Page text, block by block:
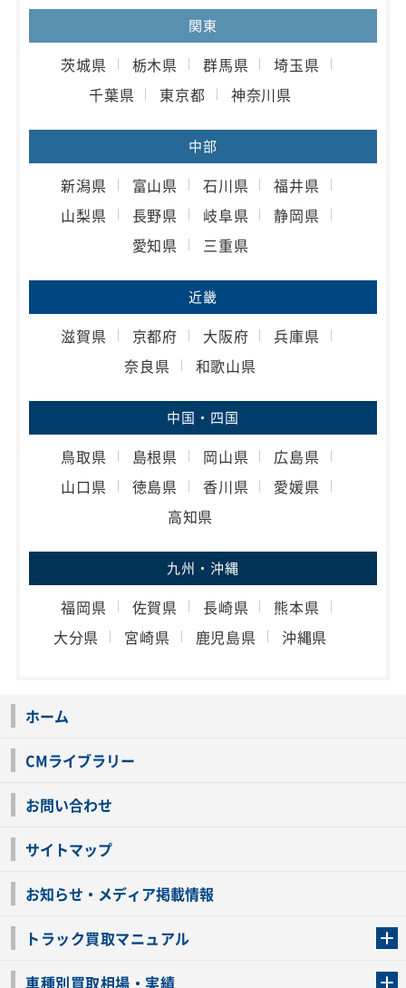
関東
茨城県 栃木県 群馬県
埼玉県
千葉県
東京都 神奈川県
中部
新潟県 富山県 石川県
福井県
山梨県
長野県 岐阜県
静岡県
愛知県
三重県
近畿
滋賀県 京都府 大阪府
兵庫県
奈良県
和歌山県
中国・四国
鳥取県 島根県 岡山県
広島県
山口県
徳島県 香川県
愛媛県
高知県
九州・沖縄
福岡県 佐賀県 長崎県
熊本県
大分県
宮崎県 鹿児島県 沖縄県
ホーム
CMライブラリー
お問い合わせ
サイトマップ
お知らせ・メディア掲載情報
トラック買取マニュアル
車種別買取相場・実績